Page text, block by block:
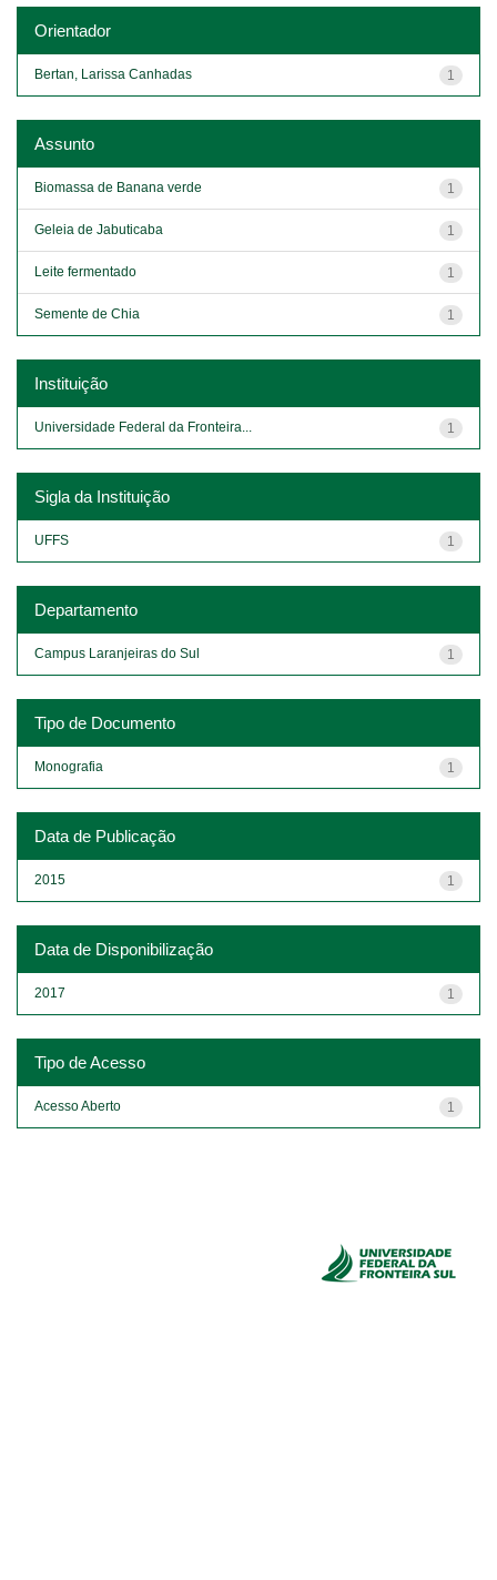
Orientador
1
Bertan, Larissa Canhadas
Assunto
1
Biomassa de Banana verde
1
Geleia de Jabuticaba
1
Leite fermentado
1
Semente de Chia
Instituição
1
Universidade Federal da Fronteira...
Sigla da Instituição
1
UFFS
Departamento
1
Campus Laranjeiras do Sul
Tipo de Documento
1
Monografia
Data de Publicação
1
2015
Data de Disponibilização
1
2017
Tipo de Acesso
1
Acesso Aberto